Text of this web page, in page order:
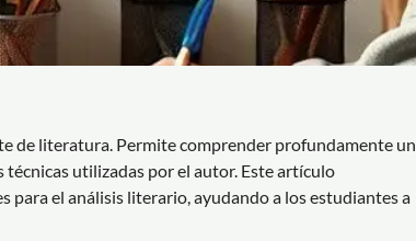
de literatura. Permite comprender profundamente un
utilizadas por el autor. Este artículo
el análisis literario, ayudando a los estudiantes a